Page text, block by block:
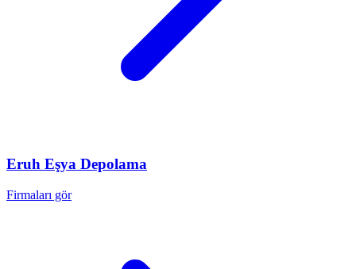
Eruh Eşya Depolama
Firmaları gör